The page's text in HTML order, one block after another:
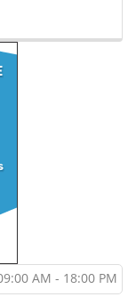
AM - 18:00 PM